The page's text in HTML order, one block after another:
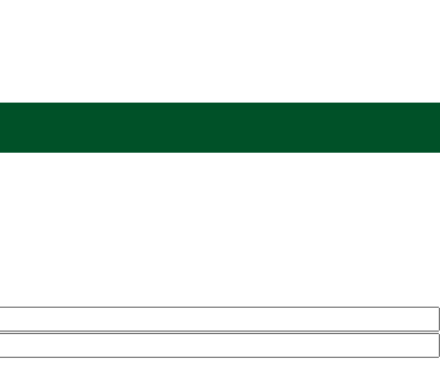
over 1.200 kr.).